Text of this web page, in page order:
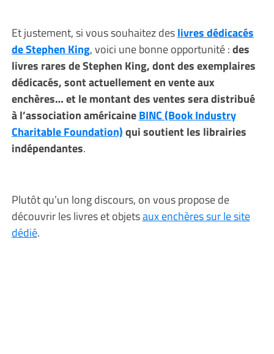
Et justement, si vous souhaitez deslivres dédicacés
de Stephen King, voici une bonne opportunité :des
livres rares de Stephen King, dont des exemplaires
dédicacés, sont actuellement en vente aux
enchères… et le montant des ventes sera distribué
à l’association américaineBINC (Book Industry
Charitable Foundation)qui soutient les librairies
indépendantes.
Plutôt qu’un long discours, on vous propose de
découvrir les livres et objetsaux enchères sur le site
dédié.